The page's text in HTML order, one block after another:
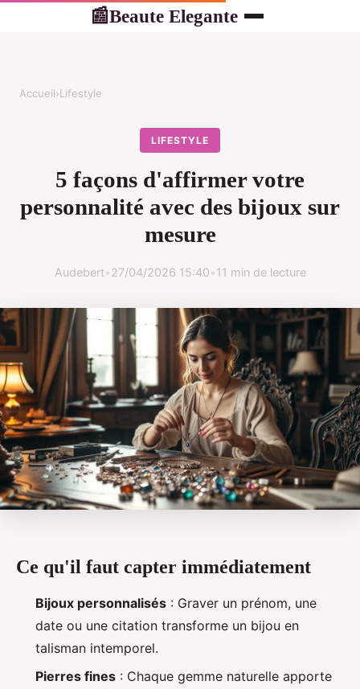
📰Beaute Elegante
Accueil›Lifestyle
LIFESTYLE
5 façons d'affirmer votre
personnalité avec des bijoux sur
mesure
Audebert•27/04/2026 15:40•11 min de lecture
Ce qu'il faut capter immédiatement
Bijoux personnalisés : Graver un prénom, une
date ou une citation transforme un bijou en
talisman intemporel.
Pierres fines : Chaque gemme naturelle apporte